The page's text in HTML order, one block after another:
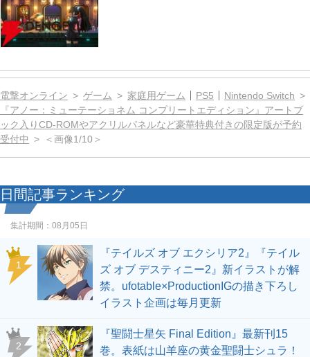
電撃オンライン ゲーム 家庭用ゲーム PS5
Nintendo Switch
『アノー：ミューテーショネム コンプリートエディション』アートブ
ック入りCD-ROMやアクリルパネルなど豪華特典付きの限定版が予約
受付中
＜画像1/10＞
日間記事ランキング
集計期間： 08月05日
1
『テイルズ オブ エクシリア2』『テイル
ズ オブ デスティニー2』新イラストが解
禁。ufotable×ProductionIGの描き下ろし
イラスト企画は毎月更新
2
『聖闘士星矢 Final Edition』最新刊15
巻。表紙は山羊座の黄金聖闘士シュラ！